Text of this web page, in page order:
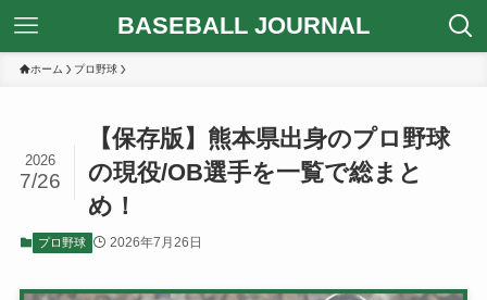
BASEBALL JOURNAL
ホーム プロ野球
【保存版】熊本県出身のプロ野球
の現役/OB選手を一覧で総まと
め！
2026
7/26
プロ野球 2026年7月26日